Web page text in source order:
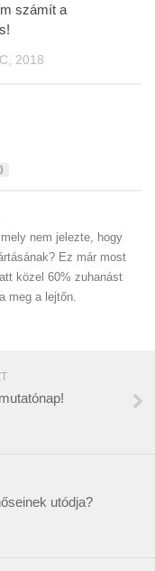
számít a
2018
nem jelezte, hogy
Ez már most
közel 60% zuhanást
meg a lejtőn.
utódja?